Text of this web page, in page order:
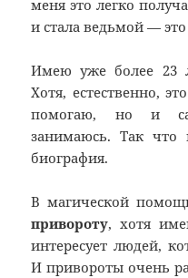
меня это легко
и стала ведьмой —
Имею уже более 23
Хотя, естественно,
помогаю, но и
занимаюсь. Так что
биография.
В магической
привороту, хотя
интересует людей,
И привороты очень